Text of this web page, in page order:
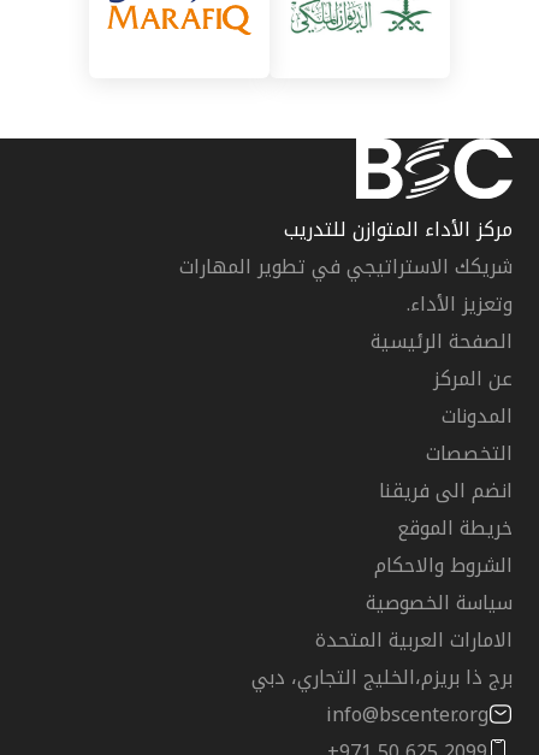
مركز الأداء المتوازن للتدريب
شريكك الاستراتيجي في تطوير المهارات
وتعزيز الأداء.
الصفحة الرئيسية
عن المركز
المدونات
التخصصات
انضم الى فريقنا
خريطة الموقع
الشروط والاحكام
سياسة الخصوصية
الامارات العربية المتحدة
برج ذا بريزم،الخليج التجاري، دبي
info@bscenter.org